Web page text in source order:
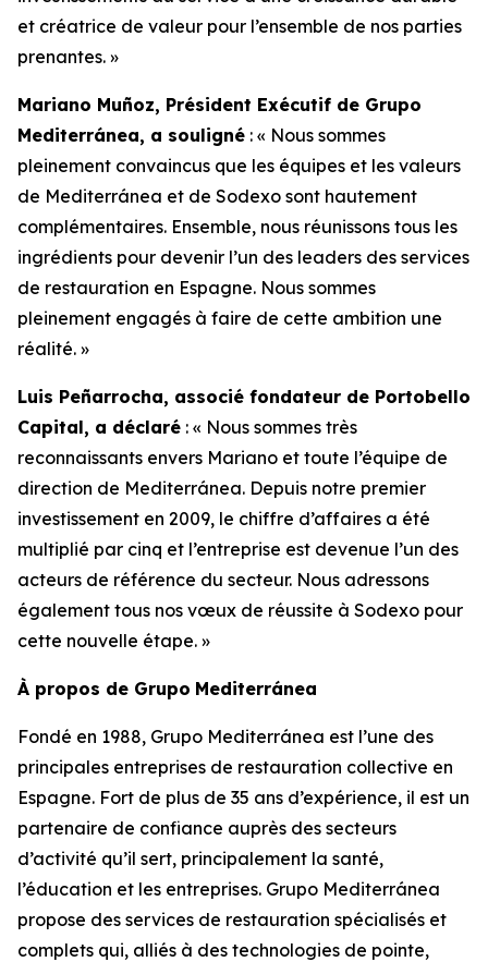
et créatrice de valeur pour l’ensemble de nos parties
prenantes. »
Mariano Muñoz, Président Exécutif de Grupo
Mediterránea, a souligné : « Nous sommes
pleinement convaincus que les équipes et les valeurs
de Mediterránea et de Sodexo sont hautement
complémentaires. Ensemble, nous réunissons tous les
ingrédients pour devenir l’un des leaders des services
de restauration en Espagne. Nous sommes
pleinement engagés à faire de cette ambition une
réalité. »
Luis Peñarrocha, associé fondateur de Portobello
Capital, a déclaré : « Nous sommes très
reconnaissants envers Mariano et toute l’équipe de
direction de Mediterránea. Depuis notre premier
investissement en 2009, le chiffre d’affaires a été
multiplié par cinq et l’entreprise est devenue l’un des
acteurs de référence du secteur. Nous adressons
également tous nos vœux de réussite à Sodexo pour
cette nouvelle étape. »
À propos de Grupo Mediterránea
Fondé en 1988, Grupo Mediterránea est l’une des
principales entreprises de restauration collective en
Espagne. Fort de plus de 35 ans d’expérience, il est un
partenaire de confiance auprès des secteurs
d’activité qu’il sert, principalement la santé,
l’éducation et les entreprises. Grupo Mediterránea
propose des services de restauration spécialisés et
complets qui, alliés à des technologies de pointe,